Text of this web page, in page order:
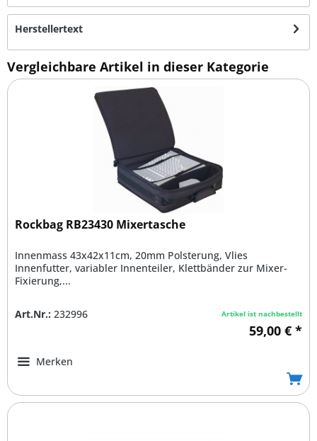
Herstellertext
Vergleichbare Artikel in dieser Kategorie
Rockbag RB23430 Mixertasche
Innenmass 43x42x11cm, 20mm Polsterung, Vlies
Innenfutter, variabler Innenteiler, Klettbänder zur Mixer-
Fixierung,...
Art.Nr.: 232996 Artikel ist nachbestellt
59,00 € *
Merken